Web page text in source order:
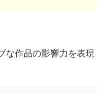
な作品の影響力を表現